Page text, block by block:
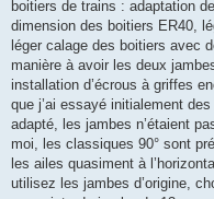
boitiers de trains : adaptation
dimension des boitiers ER40,
léger calage des boitiers avec
manière à avoir les deux
installation d’écrous à griffes
que j’ai essayé initialement
adapté, les jambes n’étaient
moi, les classiques 90° sont
les ailes quasiment à
utilisez les jambes d’origine,